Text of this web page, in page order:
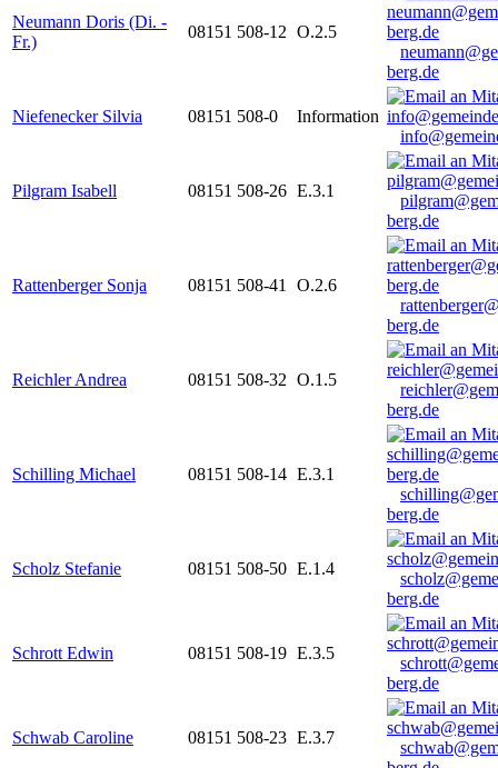
Neumann Doris (Di. -
Fr.)
08151 508-12 O.2.5
berg.de
Niefenecker Silvia 08151 508-0
Information
Pilgram Isabell 08151 508-26 E.3.1
berg.de
Rattenberger Sonja 08151 508-41
O.2.6
berg.de
Reichler Andrea 08151 508-32 O.1.5
berg.de
Schilling Michael 08151 508-14 E.3.1
berg.de
Scholz Stefanie 08151 508-50 E.1.4
berg.de
Schrott Edwin 08151 508-19 E.3.5
berg.de
Schwab Caroline 08151 508-23 E.3.7